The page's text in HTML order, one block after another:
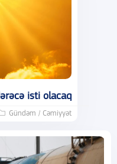
isti olacaq
Gündəm / Cəmiyyət